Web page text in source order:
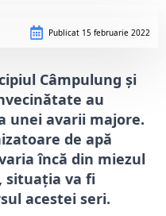
Publicat 15 februarie 2022
Câmpulung și
au
unei avarii majore.
de apă
încă din miezul
situația va fi
acestei seri.